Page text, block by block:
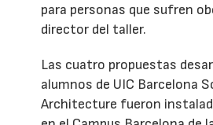
para personas que sufren
director del taller.
Las cuatro propuestas
alumnos de UIC Barcelona
Architecture fueron